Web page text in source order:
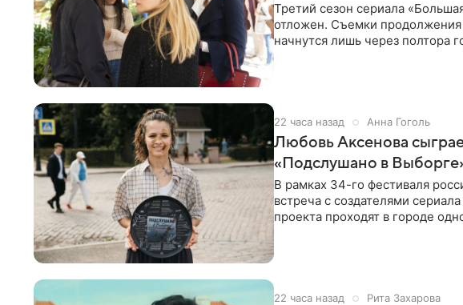
Третий сезон сериала
отложен. Съемки
начнутся лишь через полтора
22 часа назад Анна Гоголь
Любовь Аксенова
«Подслушано в
В рамках 34-го фестиваля
встреча с создателями
проекта проходят в городе
22 часа назад Рита Захарова